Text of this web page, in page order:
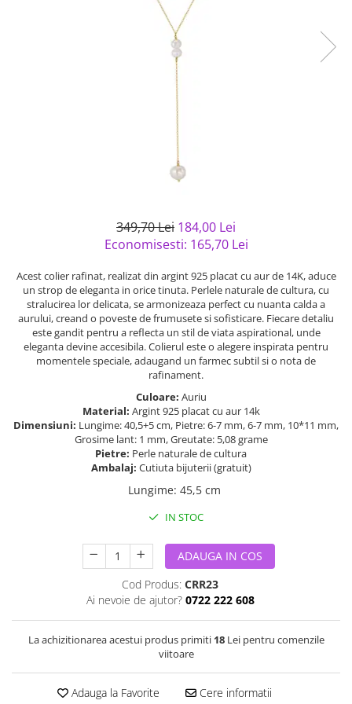
349,70 Lei 184,00 Lei
Economisesti: 165,70 Lei
Acest colier rafinat, realizat din argint 925 placat cu aur de 14K, aduce
un strop de eleganta in orice tinuta. Perlele naturale de cultura, cu
stralucirea lor delicata, se armonizeaza perfect cu nuanta calda a
aurului, creand o poveste de frumusete si sofisticare. Fiecare detaliu
este gandit pentru a reflecta un stil de viata aspirational, unde
eleganta devine accesibila. Colierul este o alegere inspirata pentru
momentele speciale, adaugand un farmec subtil si o nota de
rafinament.
Culoare: Auriu
Material: Argint 925 placat cu aur 14k
Dimensiuni: Lungime: 40,5+5 cm, Pietre: 6-7 mm, 6-7 mm, 10*11 mm,
Grosime lant: 1 mm, Greutate: 5,08 grame
Pietre: Perle naturale de cultura
Ambalaj: Cutiuta bijuterii (gratuit)
Lungime: 45,5 cm
IN STOC
ADAUGA IN COS
Cod Produs: CRR23
Ai nevoie de ajutor? 0722 222 608
La achizitionarea acestui produs primiti 18Lei pentru comenzile
viitoare
Adauga la Favorite Cere informatii